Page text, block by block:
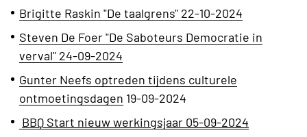
Brigitte Raskin "De taalgrens" 22-10-2024
Steven De Foer "De Saboteurs Democratie in
verval" 24-09-2024
Gunter Neefs optreden tijdens culturele
ontmoetingsdagen 19-09-2024
BBQ Start nieuw werkingsjaar 05-09-2024